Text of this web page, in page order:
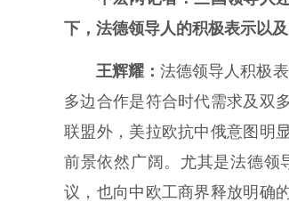
下，法德领导人的积极表示以
王辉耀：法德领导人积极
多边合作是符合时代需求及双
联盟外，美拉欧抗中俄意图明
前景依然广阔。尤其是法德领
议，也向中欧工商界释放明确